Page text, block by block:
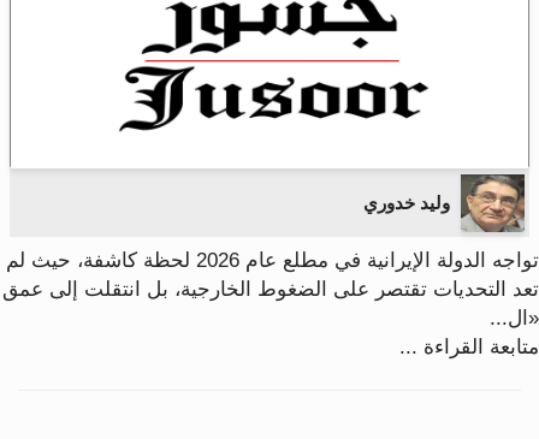
وليد خدوري
تواجه الدولة الإيرانية في مطلع عام 2026 لحظة كاشفة، حيث لم
تعد التحديات تقتصر على الضغوط الخارجية، بل انتقلت إلى عمق
«ال...
متابعة القراءة ...